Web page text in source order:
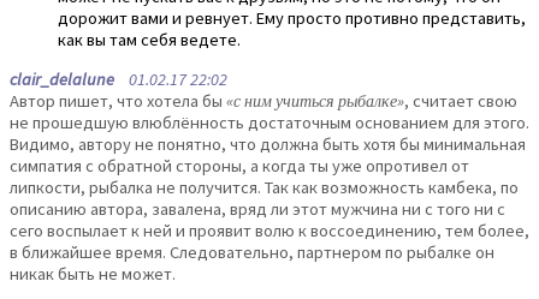
дорожит вами и ревнует. Ему просто противно представить,
как вы там себя ведете.
clair_delalune 01.02.17 22:02
Автор пишет, что хотела бы «с ним учиться рыбалке», считает свою
не прошедшую влюблённость достаточным основанием для этого.
Видимо, автору не понятно, что должна быть хотя бы минимальная
симпатия с обратной стороны, а когда ты уже опротивел от
липкости, рыбалка не получится. Так как возможность камбека, по
описанию автора, завалена, вряд ли этот мужчина ни с того ни с
сего воспылает к ней и проявит волю к воссоединению, тем более,
в ближайшее время. Следовательно, партнером по рыбалке он
никак быть не может.